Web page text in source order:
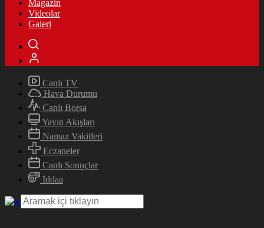
Magazin
Videolar
Galeri
Canlı TV
Hava Durumu
Canlı Borsa
Yayın Akışları
Namaz Vakitleri
Eczaneler
Canlı Sonuçlar
İddaa